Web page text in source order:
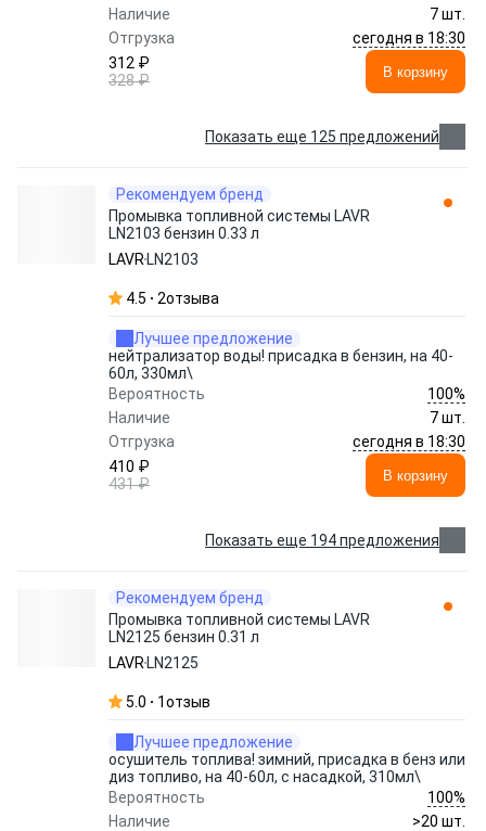
Наличие
7 шт.
Отгрузка
сегодня в 18:30
312 ₽
328 ₽
В корзину
Показать еще 125 предложений
Рекомендуем бренд
Промывка топливной системы LAVR
LN2103 бензин 0.33 л
LAVR LN2103
4.5 2отзыва
Лучшее предложение
нейтрализатор воды! присадка в бензин, на 40-
60л, 330мл\
Вероятность
100%
Наличие
7 шт.
Отгрузка
сегодня в 18:30
410 ₽
431 ₽
В корзину
Показать еще 194 предложения
Рекомендуем бренд
Промывка топливной системы LAVR
LN2125 бензин 0.31 л
LAVR LN2125
5.0 1отзыв
Лучшее предложение
осушитель топлива! зимний, присадка в бенз или
диз топливо, на 40-60л, с насадкой, 310мл\
Вероятность
100%
Наличие
>20 шт.